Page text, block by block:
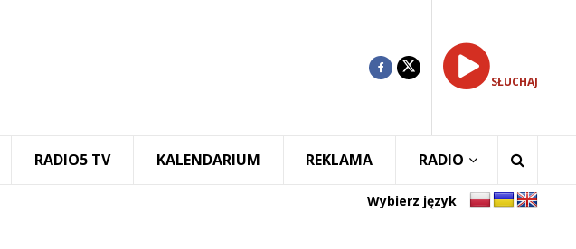
SŁUCHAJ
RADIO5 TV KALENDARIUM REKLAMA RADIO
Wybierz język